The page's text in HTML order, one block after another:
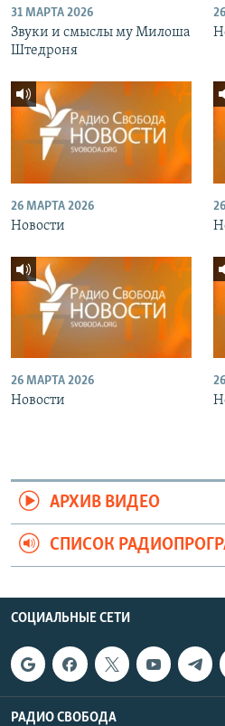
31 МАРТА 2026
Звуки и смыслы му Милоша
Штедроня
26 МАРТА 2026
Новости
26 МАРТА 2026
Новости
АРХИВ ВИДЕО
СПИСОК
СОЦИАЛЬНЫЕ СЕТИ
РАДИО СВОБОДА